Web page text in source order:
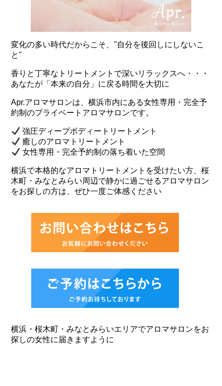
変化の多い時代だからこそ、"自分を後回しにしないこ
と"
香りと丁寧なトリートメントで深いリラックスへ・・・
あなたが「本来の自分」に戻る時間を大切に
Apr.アロマサロンは、横浜市内にある女性専用・完全予
約制のプライベートアロマサロンです。
強圧ディープボディートリートメント
癒しのアロマトリートメント
女性専用・完全予約制の落ち着いた空間
横浜で本格的なアロマトリートメントを受けたい方、桜
木町・みなとみらい周辺で静かに過ごせるアロマサロン
をお探しの方は、ぜひ一度ご体感ください
横浜・桜木町・みなとみらいエリアでアロマサロンをお
探しの女性に届きますように